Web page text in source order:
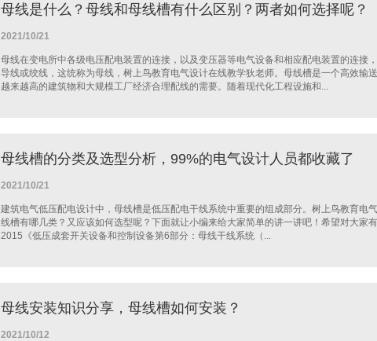
母线是什么？母线和母线槽有什么区别？两者如何选择呢？
2021/10/21
母线在变电所中各级电压配电装置的连接，以及变压器等电气设备和相应配电装置的连接
导线或绞线，这统称为母线，树上鸟教育电气设计在线教学狄老师。母线槽是一个高效输
越来越高的建筑物和大规模工厂经济合理配线的需要。随着现代化工程设施和...
母线槽的分类及选型分析，99%的电气设计人员都收藏了
2021/10/21
建筑电气低压配电设计中，母线槽是低压配电干线系统中重要的组成部分。树上鸟教育电
线槽有哪几类？又应该如何选型呢？下面就让小编来给大家简单的讲一讲吧！希望对大家
2015《低压成套开关设备和控制设备第6部分：母线干线系统（...
母线安装知识分享，母线槽如何安装？
2021/10/12